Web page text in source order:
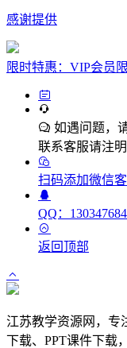
感谢提供
限时特惠：VIP会员
如遇问题，
联系客服请注
扫码添加微信
QQ：
返回顶部
江苏教学资源网，专
下载、PPT课件下载